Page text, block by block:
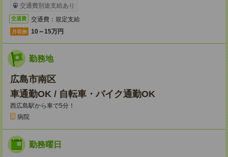
交通費別途支給あり
交通費 交通費：規定支給
月収例 10～15万円
勤務地
広島市南区
車通勤OK / 自転車・バイク通勤OK
西広島駅から車で5分！
病院
勤務曜日